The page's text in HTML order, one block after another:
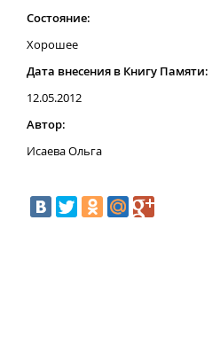
Состояние:
Хорошее
Дата внесения в Книгу Памяти:
12.05.2012
Автор:
Исаева Ольга